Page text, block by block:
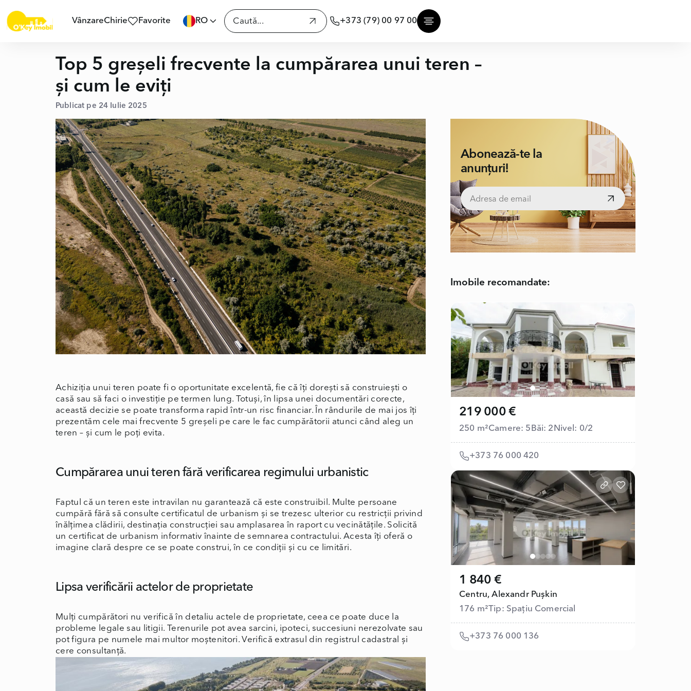
VânzareChirie Favorite RO +373 (79) 00 97 00
Top 5 greșeli frecvente la cumpărarea unui teren –
și cum le eviți
Publicat pe 24 Iulie 2025
Achiziția unui teren poate fi o oportunitate excelentă, fie că îți dorești să construiești o
casă sau să faci o investiție pe termen lung. Totuși, în lipsa unei documentări corecte,
această decizie se poate transforma rapid într-un risc financiar. În rândurile de mai jos îți
prezentăm cele mai frecvente 5 greșeli pe care le fac cumpărătorii atunci când aleg un
teren – și cum le poți evita.
Cumpărarea unui teren fără verificarea regimului urbanistic
Faptul că un teren este intravilan nu garantează că este construibil. Multe persoane
cumpără fără să consulte certificatul de urbanism și se trezesc ulterior cu restricții privind
înălțimea clădirii, destinația construcției sau amplasarea în raport cu vecinătățile. Solicită
un certificat de urbanism informativ înainte de semnarea contractului. Acesta îți oferă o
imagine clară despre ce se poate construi, în ce condiții și cu ce limitări.
Lipsa verificării actelor de proprietate
Mulți cumpărători nu verifică în detaliu actele de proprietate, ceea ce poate duce la
probleme legale sau litigii. Terenurile pot avea sarcini, ipoteci, succesiuni nerezolvate sau
pot figura pe numele mai multor moștenitori. Verifică extrasul din registrul cadastral și
cere consultanță.
Abonează-te la
anunțuri!
Imobile recomandate:
219 000 €
250 m²Camere: 5 Băi: 2 Nivel: 0/2
+373 76 000 420
1 840 €
Centru, Alexandr Pușkin
176 m²Tip: Spațiu Comercial
+373 76 000 136